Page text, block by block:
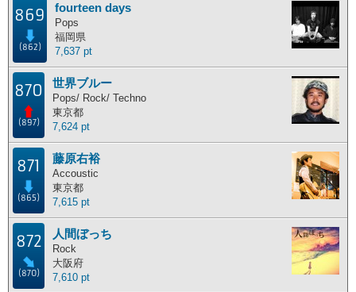
869
(862)
fourteen days
Pops
福岡県
7,637 pt
870
(897)
世界ブルー
Pops/ Rock/ Techno
東京都
7,624 pt
871
(865)
藤原右裕
Accoustic
東京都
7,615 pt
872
(870)
人間ぼっち
Rock
大阪府
7,610 pt